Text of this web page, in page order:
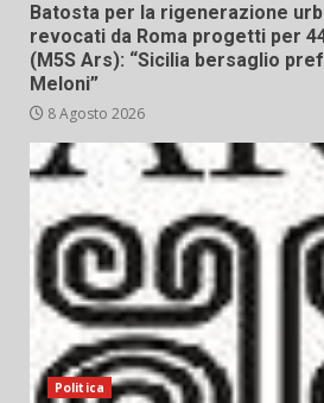
Batosta per la rigenerazione
revocati da Roma progetti per
(M5S Ars): “Sicilia bersaglio
Meloni”
8 Agosto 2026
Politica